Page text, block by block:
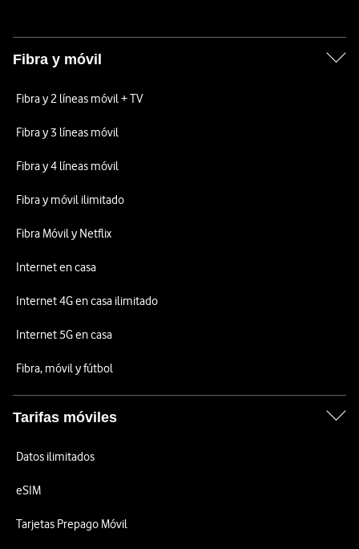
Fibra y móvil
Fibra y 2 líneas móvil + TV
Fibra y 3 líneas móvil
Fibra y 4 líneas móvil
Fibra y móvil ilimitado
Fibra Móvil y Netflix
Internet en casa
Internet 4G en casa ilimitado
Internet 5G en casa
Fibra, móvil y fútbol
Tarifas móviles
Datos ilimitados
eSIM
Tarjetas Prepago Móvil